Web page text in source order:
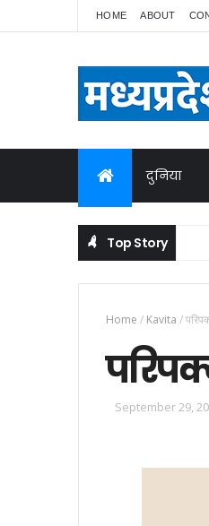
HOME ABOUT
दुनिया
Top Story
Home / Kavita /
September 29,